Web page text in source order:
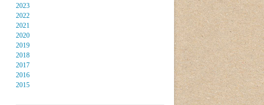
2023
2022
2021
2020
2019
2018
2017
2016
2015